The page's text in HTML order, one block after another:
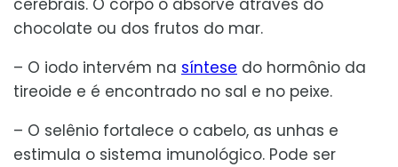
chocolate ou dos frutos do mar.
– O iodo intervém na síntese do hormônio da
tireoide e é encontrado no sal e no peixe.
– O selênio fortalece o cabelo, as unhas e
estimula o sistema imunológico. Pode ser